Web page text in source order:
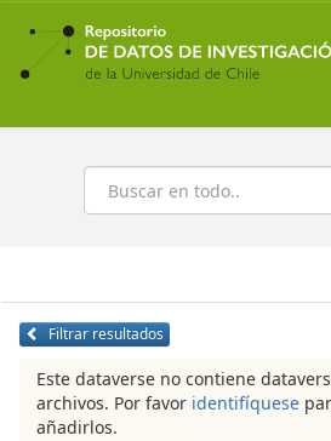
Ir
contenido
principal
Buscar
Filtrar resultados
Este dataverse no contiene
archivos. Por favor identifíquese
añadirlos.